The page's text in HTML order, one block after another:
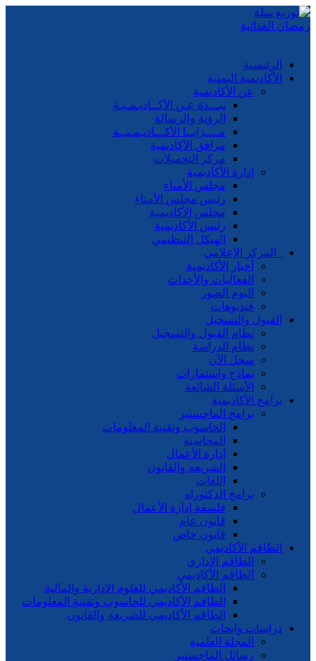
الرئيسية
الأكاديمية اليمنية
عن الأكاديمية
نبـــذة عـن الأكــاديـمـيـة
الرؤية والرسالة
مــــزايــا الأكـــاديـمـيــة
مرافق الأكاديمية
مركز التحميلات
إدارة الأكاديمية
مجلس الأمناء
رئيس مجلس الأمناء
مجلس الأكاديمية
رئيس الأكاديمية
الهيكل التنظيمي
المركز الإعلامي
أخبار الأكاديمية
الفعاليات والأحداث
البوم الصور
فيديوهات
القبول والتسجيل
نظام القبول والتسجيل
نظام الدراسة
سجل الآن
نماذج واستمارات
الأسئلة الشائعة
برامج الأكاديمية
برامج الماجستير
الحاسوب وتقنية المعلومات
المحاسبة
إدارة الأعمال
الشريعه والقانون
اللغات
برامج الدكتوراه
فلسفة إدارة الأعمال
قانون عام
قانون خاص
الطاقم الأكاديمي
الطاقم الإداري
الطاقم الأكاديمي
الطاقم الأكاديمي للعلوم الإدارية والمالية
الطاقم الأكاديمي للحاسوب وتقنية المعلومات
الطاقم الأكاديمي للشريعة والقانون
دراسات وابحاث
المجلة العلمية
رسائل الماجستير